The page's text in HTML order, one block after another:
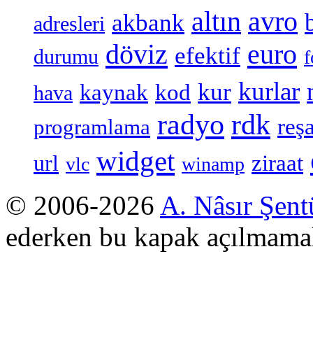
adresleri akbank altın avro
durumu döviz efektif euro
hava kaynak kod kur kurlar
programlama radyo rdk
url vlc widget winamp ziraat
© 2006-2026 A. Nâsır
ederken bu kapak